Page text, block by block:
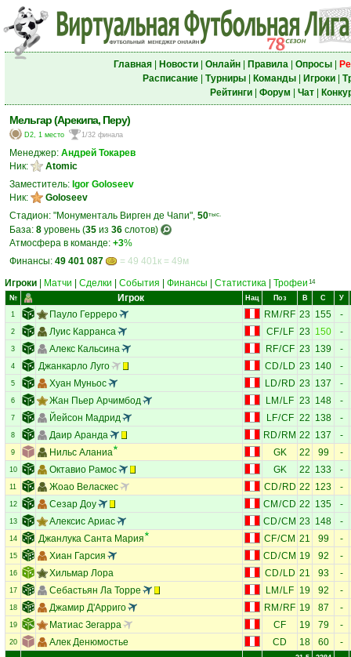
Главная| Новости| Онлайн| Правила| Опросы|
Расписание| Турниры| Команды| Игроки|
Рейтинги| Форум Чат|
Мельгар (Арекипа, Перу)
D2, 1 место 1/32 финала
Менеджер: Андрей Токарев
Ник:
Atomic
Заместитель: Igor Goloseev
Ник:
Goloseev
Стадион: "Монументаль Вирген де Чапи", 50тыс.
База: 8 уровень (35 из 36 слотов)
Атмосфера в команде: +3%
Финансы: 49 401 087
= 49 401к = 49м
Игроки
Матчи Сделки События Финансы Статистика Трофеи 14
№ Игрок Нац Поз В С У
1 Пауло Герреро RM / RF 23 155 -
2 Луис Карранса CF/LF 23 150 -
3 Алекс Кальсина RF/CF 23 139 -
4 Джанкарло Луго CD/LD 23 140 -
5 Хуан Муньос LD/RD 23 137 -
6 Жан Пьер Арчимбод LM / LF 23 148 -
7 Йейсон Мадрид LF/CF 22 138 -
8 Даир Аранда RD/ RM 22 137 -
9 Нильс Аланиа GK 22 99 -
10 Октавио Рамос GK 22 133 -
11 Жоао Веласкес CD/RD 22 123 -
12 Сезар Доу CM /CD 22 135 -
13 Алексис Ариас CD/CM 23 148 -
14 Джанлука Санта Мария CF/CM 21 99 -
15 Хиан Гарсия CD/CM 19 92 -
16 Хильмар Лора CD/LD 21 93 -
17 Себастьян Ла Торре LM / LF 19 92 -
18 Джамир Д'Арриго RM / RF 19 87 -
19 Матиас Зегарра CF 19 79 -
20 Алек Денюмостье CD 18 60 -